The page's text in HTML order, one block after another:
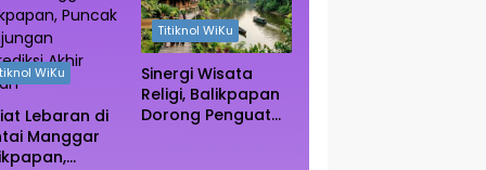
WiKu
Lebaran di
Manggar
Titiknol WiKu
Sinergi Wisata
Religi, Balikpapan
Dorong Penguatan